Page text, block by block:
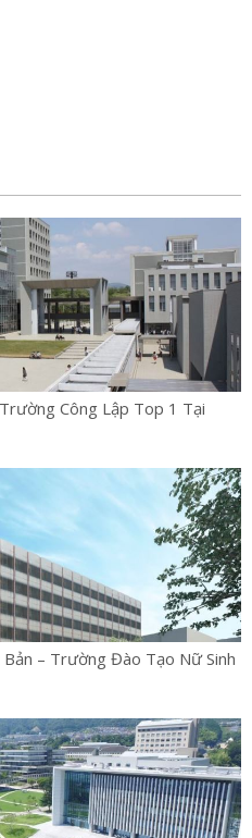
Công Lập Top 1 Tại
– Trường Đào Tạo Nữ Sinh